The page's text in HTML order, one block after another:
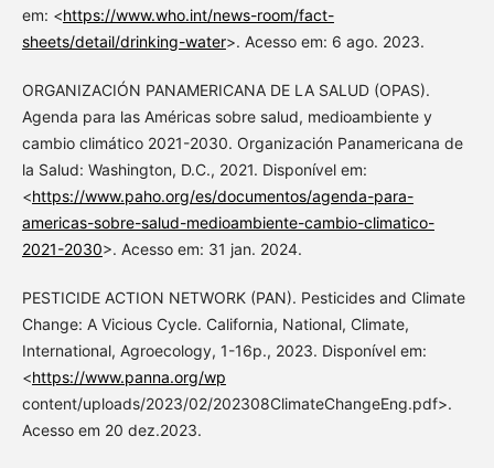
em: <https://www.who.int/news-room/fact-
sheets/detail/drinking-water>. Acesso em: 6 ago. 2023.
ORGANIZACIÓN PANAMERICANA DE LA SALUD (OPAS).
Agenda para las Américas sobre salud, medioambiente y
cambio climático 2021-2030. Organización Panamericana de
la Salud: Washington, D.C., 2021. Disponível em:
<https://www.paho.org/es/documentos/agenda-para-
americas-sobre-salud-medioambiente-cambio-climatico-
2021-2030>. Acesso em: 31 jan. 2024.
PESTICIDE ACTION NETWORK (PAN). Pesticides and Climate
Change: A Vicious Cycle. California, National, Climate,
International, Agroecology, 1-16p., 2023. Disponível em:
<https://www.panna.org/wp
content/uploads/2023/02/202308ClimateChangeEng.pdf>.
Acesso em 20 dez.2023.